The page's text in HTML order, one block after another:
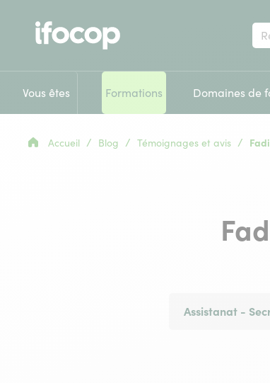
Votre
Vous êtes Formations Domaines de
Accueil / Blog / Témoignages et avis /
Assistanat -